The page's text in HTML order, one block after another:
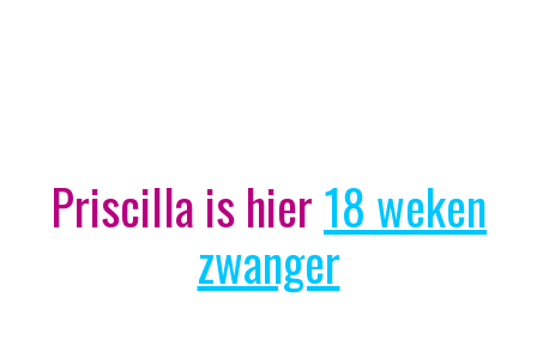
Priscilla is hier18 weken
zwanger